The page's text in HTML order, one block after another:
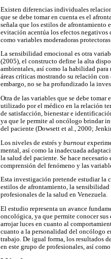
Existen diferencias individuales
que se debe tomar en cuenta es el
señala que los estilos de afrontamiento
evitación acentúa los efectos negativos
como variables moderadoras
La sensibilidad emocional es otra
(2005), el constructo define la alta
ambientales, así como la habilidad para
áreas críticas mostrando su relación
embargo, no se ha profundizado la
Otra de las variables que se debe tomar
utilizado por el médico en la relación
de satisfacción, bienestar e
ya que le permite al oncólogo brindar
del paciente (Dowsett et al., 2000;
Los niveles de estrés y burnout
mental, así como la inadecuada
la salud del paciente. Se hace
comprensión del fenómeno y las
Esta investigación pretende estudiar la
estilos de afrontamiento, la
profesionales de la salud en Venezuela.
El estudio representa un avance
oncológica, ya que permite conocer
arrojar luces en cuanto al
cuanto a la personalidad del oncólogo
trabajo. De igual forma, los resultados
en este grupo de profesionales, así